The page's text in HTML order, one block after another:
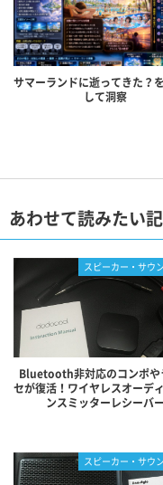
サマーランドに逝ってきた？
して洞察
あわせて読みたい
スピーカー・サウ
Bluetooth非対応のコンポや
セが復活！ワイヤレスオーデ
ンスミッターレシーバー
スピーカー・サウ